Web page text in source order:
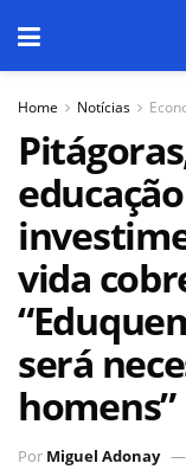
Home Notícias
vida
será
homens”
Por Miguel Adonay